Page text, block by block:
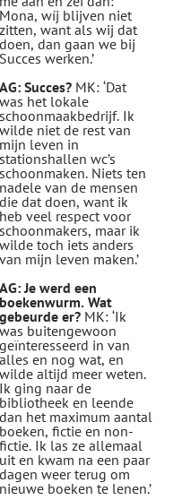
Mona, wíj blijven niet
zitten, want als wij dat
doen, dan gaan we bij
Succes werken.’
AG: Succes?MK: ‘Dat
was het lokale
schoonmaakbedrijf. Ik
wilde niet de rest van
mijn leven in
stationshallen wc’s
schoonmaken. Niets ten
nadele van de mensen
die dat doen, want ik
heb veel respect voor
schoonmakers, maar ik
wilde toch iets anders
van mijn leven maken.’
AG: Je werd een
boekenwurm. Wat
gebeurde er?MK: ‘Ik
was buitengewoon
geïnteresseerd in van
alles en nog wat, en
wilde altijd meer weten.
Ik ging naar de
bibliotheek en leende
dan het maximum aantal
boeken, fictie en non-
fictie. Ik las ze allemaal
uit en kwam na een paar
dagen weer terug om
nieuwe boeken te lenen.’